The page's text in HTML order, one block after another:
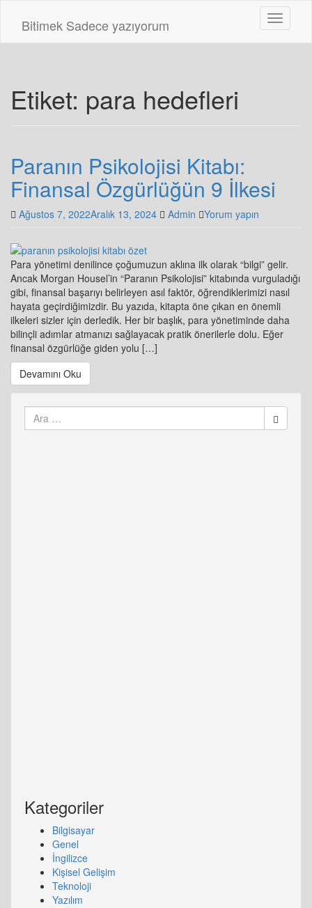
Toggle
Bitimek Sadece yazıyorum
Etiket: para hedefleri
Paranın Psikolojisi Kitabı:
Finansal Özgürlüğün 9 İlkesi
Ağustos 7, 2022Aralık 13, 2024 Admin Yorum yapın
Para yönetimi denilince çoğumuzun aklına ilk olarak “bilgi” gelir.
Ancak Morgan Housel’in “Paranın Psikolojisi” kitabında vurguladığı
gibi, finansal başarıyı belirleyen asıl faktör, öğrendiklerimizi nasıl
hayata geçirdiğimizdir. Bu yazıda, kitapta öne çıkan en önemli
ilkeleri sizler için derledik. Her bir başlık, para yönetiminde daha
bilinçli adımlar atmanızı sağlayacak pratik önerilerle dolu. Eğer
finansal özgürlüğe giden yolu […]
Devamını Oku
Arama
yap:
Kategoriler
Bilgisayar
Genel
İngilizce
Kişisel Gelişim
Teknoloji
Yazılım